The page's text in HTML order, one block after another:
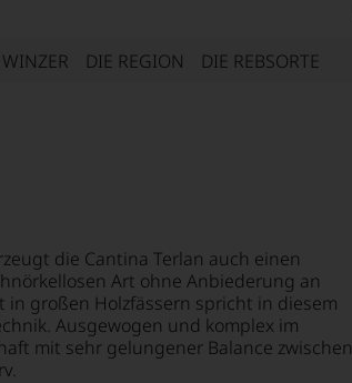
WINZER DIE REGION DIE REBSORTE
die Cantina Terlan auch einen
Art ohne Anbiederung an
großen Holzfässern spricht in diesem
Ausgewogen und komplex im
mit sehr gelungener Balance zwischen